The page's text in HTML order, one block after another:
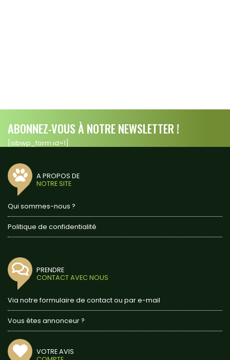
ABONNEZ-VOUS À NOTRE NEWSLETTER !
[sibwp_form id=1]
A PROPOS DE
NOTRE SITE
Qui sommes-nous ?
Politique de confidentialité
PRENDRE
CONTACT AVEC NOUS
Via notre formulaire de contact ou par e-mail
Vous êtes annonceur ?
VOTRE AVIS